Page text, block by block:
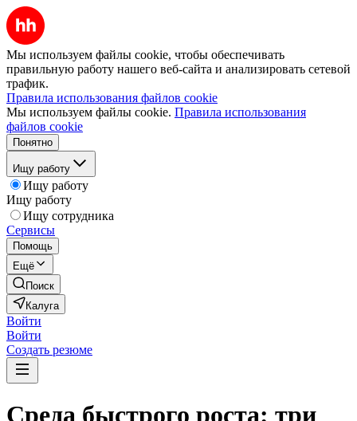
Мы используем файлы cookie, чтобы обеспечивать
правильную работу нашего веб-сайта и анализировать сетевой
трафик.
Правила использования файлов cookie
Мы используем файлы cookie. Правила использования
файлов cookie
Понятно
Ищу работу
Ищу работу
Ищу работу
Ищу сотрудника
Сервисы
Помощь
Ещё
Поиск
Калуга
Войти
Войти
Создать резюме
Среда быстрого роста: три